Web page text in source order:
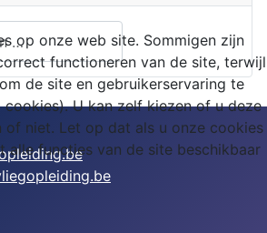
op onze web site. Sommigen zijn
functioneren van de site, terwijl
de site en gebruikerservaring te
U kan zelf kiezen of u deze
of niet. Let op dat als u onze cookies
alle functies van de site beschikbaar